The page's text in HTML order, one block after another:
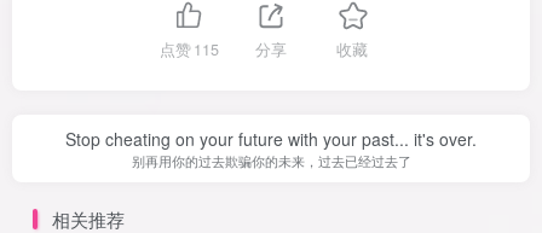
点赞115 分享 收藏
Stop cheating on your future with your past... it's over.
别再用你的过去欺骗你的未来，过去已经过去了
相关推荐